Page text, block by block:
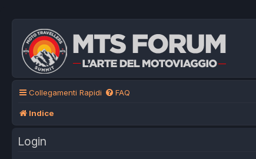
Collegamenti Rapidi FAQ
Indice
Login